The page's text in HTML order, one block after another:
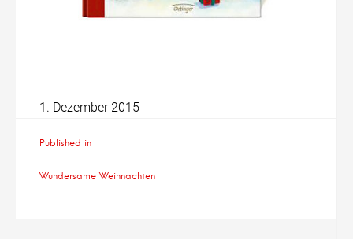
1. Dezember 2015
Published in
Wundersame Weihnachten